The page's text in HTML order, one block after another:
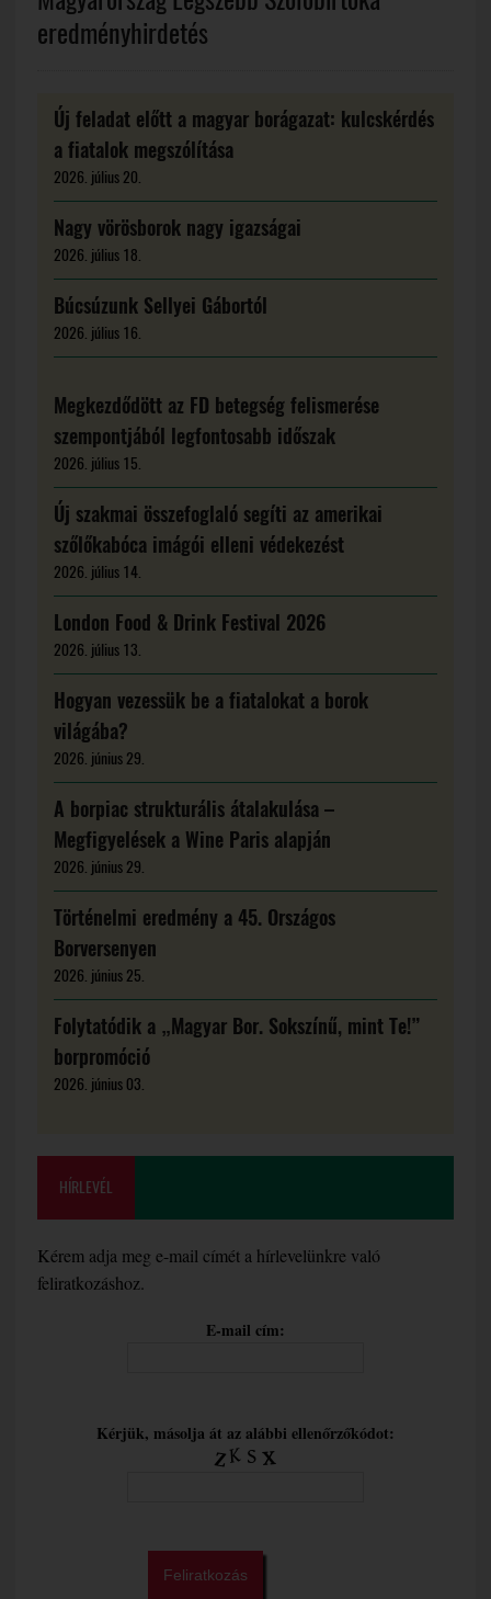
eredményhirdetés
Új feladat előtt a magyar borágazat: kulcskérdés
a fiatalok megszólítása
2026. július 20.
Nagy vörösborok nagy igazságai
2026. július 18.
Búcsúzunk Sellyei Gábortól
2026. július 16.
Megkezdődött az FD betegség felismerése
szempontjából legfontosabb időszak
2026. július 15.
Új szakmai összefoglaló segíti az amerikai
szőlőkabóca imágói elleni védekezést
2026. július 14.
London Food & Drink Festival 2026
2026. július 13.
Hogyan vezessük be a fiatalokat a borok
világába?
2026. június 29.
A borpiac strukturális átalakulása –
Megfigyelések a Wine Paris alapján
2026. június 29.
Történelmi eredmény a 45. Országos
Borversenyen
2026. június 25.
Folytatódik a „Magyar Bor. Sokszínű, mint Te!”
borpromóció
2026. június 03.
HÍRLEVÉL
Kérem adja meg e-mail címét a hírlevelünkre való
feliratkozáshoz.
E-mail cím:
Kérjük, másolja át az alábbi ellenőrzőkódot: